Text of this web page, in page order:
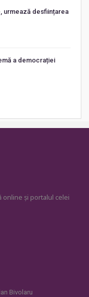
urmează desființarea
a democrației
online și portalul celei
Bivolaru